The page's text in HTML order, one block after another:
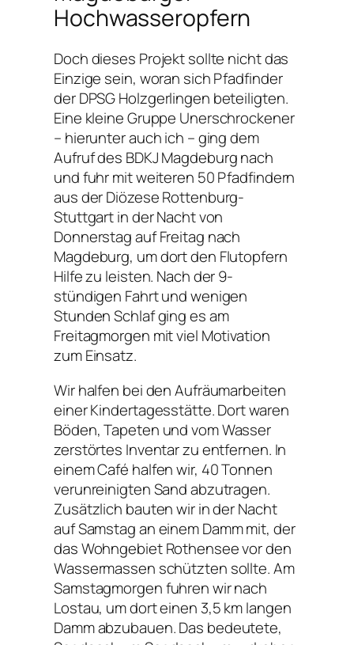
Hochwasseropfern
Doch dieses Projekt sollte nicht das
Einzige sein, woran sich Pfadfinder
der DPSG Holzgerlingen beteiligten.
Eine kleine Gruppe Unerschrockener
– hierunter auch ich – ging dem
Aufruf des BDKJ Magdeburg nach
und fuhr mit weiteren 50 Pfadfindern
aus der Diözese Rottenburg-
Stuttgart in der Nacht von
Donnerstag auf Freitag nach
Magdeburg, um dort den Flutopfern
Hilfe zu leisten. Nach der 9-
stündigen Fahrt und wenigen
Stunden Schlaf ging es am
Freitagmorgen mit viel Motivation
zum Einsatz.
Wir halfen bei den Aufräumarbeiten
einer Kindertagesstätte. Dort waren
Böden, Tapeten und vom Wasser
zerstörtes Inventar zu entfernen. In
einem Café halfen wir, 40 Tonnen
verunreinigten Sand abzutragen.
Zusätzlich bauten wir in der Nacht
auf Samstag an einem Damm mit, der
das Wohngebiet Rothensee vor den
Wassermassen schützten sollte. Am
Samstagmorgen fuhren wir nach
Lostau, um dort einen 3,5 km langen
Damm abzubauen. Das bedeutete,